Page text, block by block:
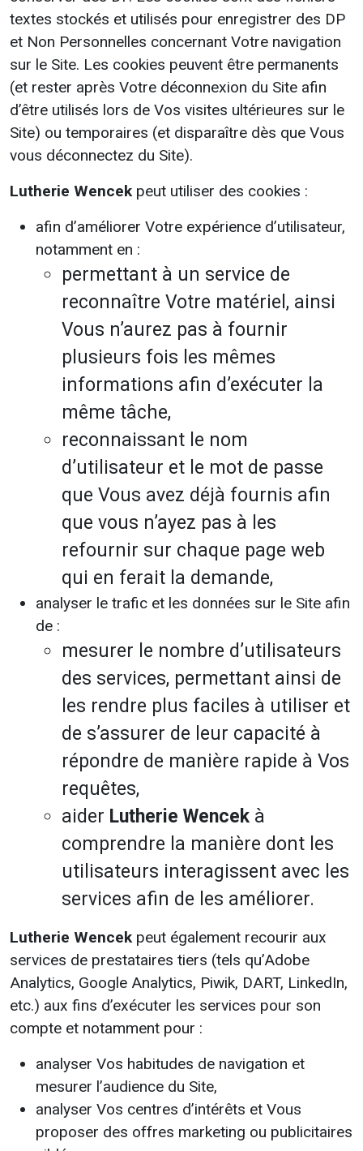
textes stockés et utilisés pour enregistrer des DP
et Non Personnelles concernant Votre navigation
sur le Site. Les cookies peuvent être permanents
(et rester après Votre déconnexion du Site afin
d’être utilisés lors de Vos visites ultérieures sur le
Site) ou temporaires (et disparaître dès que Vous
vous déconnectez du Site).
Lutherie Wencekpeut utiliser des cookies :
afin d’améliorer Votre expérience d’utilisateur,
notamment en :
permettant à un service de
reconnaître Votre matériel, ainsi
Vous n’aurez pas à fournir
plusieurs fois les mêmes
informations afin d’exécuter la
même tâche,
reconnaissant le nom
d’utilisateur et le mot de passe
que Vous avez déjà fournis afin
que vous n’ayez pas à les
refournir sur chaque page web
qui en ferait la demande,
analyser le trafic et les données sur le Site afin
de :
mesurer le nombre d’utilisateurs
des services, permettant ainsi de
les rendre plus faciles à utiliser et
de s’assurer de leur capacité à
répondre de manière rapide à Vos
requêtes,
aider Lutherie Wencek à
comprendre la manière dont les
utilisateurs interagissent avec les
services afin de les améliorer.
Lutherie Wencekpeut également recourir aux
services de prestataires tiers (tels qu’Adobe
Analytics, Google Analytics, Piwik, DART, LinkedIn,
etc.) aux fins d’exécuter les services pour son
compte et notamment pour :
analyser Vos habitudes de navigation et
mesurer l’audience du Site,
analyser Vos centres d’intérêts et Vous
proposer des offres marketing ou publicitaires